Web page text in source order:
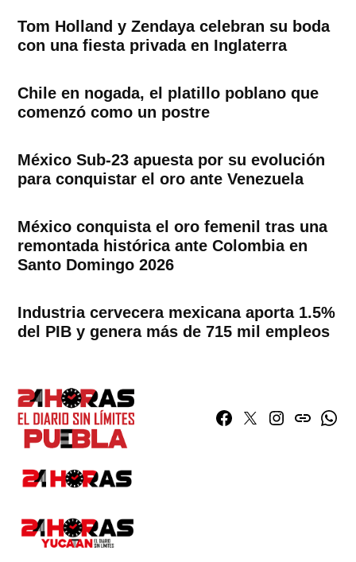
Tom Holland y Zendaya celebran su boda
con una fiesta privada en Inglaterra
Chile en nogada, el platillo poblano que
comenzó como un postre
México Sub-23 apuesta por su evolución
para conquistar el oro ante Venezuela
México conquista el oro femenil tras una
remontada histórica ante Colombia en
Santo Domingo 2026
Industria cervecera mexicana aporta 1.5%
del PIB y genera más de 715 mil empleos
Facebook
TwitterInstagram
issuu